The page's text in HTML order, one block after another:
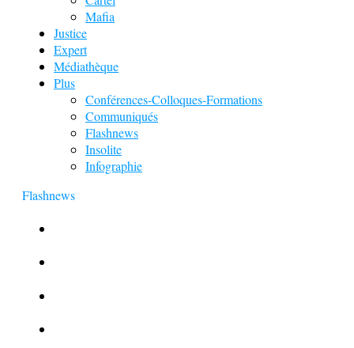
Mafia
Justice
Expert
Médiathèque
Plus
Conférences-Colloques-Formations
Communiqués
Flashnews
Insolite
Infographie
Flashnews